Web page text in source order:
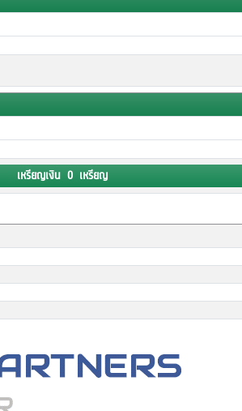
เหรียญเงิน 0 เหรียญ